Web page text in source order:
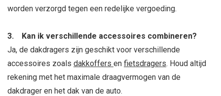
worden verzorgd tegen een redelijke vergoeding.
3. Kan ik verschillende accessoires combineren?
Ja, de dakdragers zijn geschikt voor verschillende
accessoires zoals dakkoffers en fietsdragers. Houd altijd
rekening met het maximale draagvermogen van de
dakdrager en het dak van de auto.